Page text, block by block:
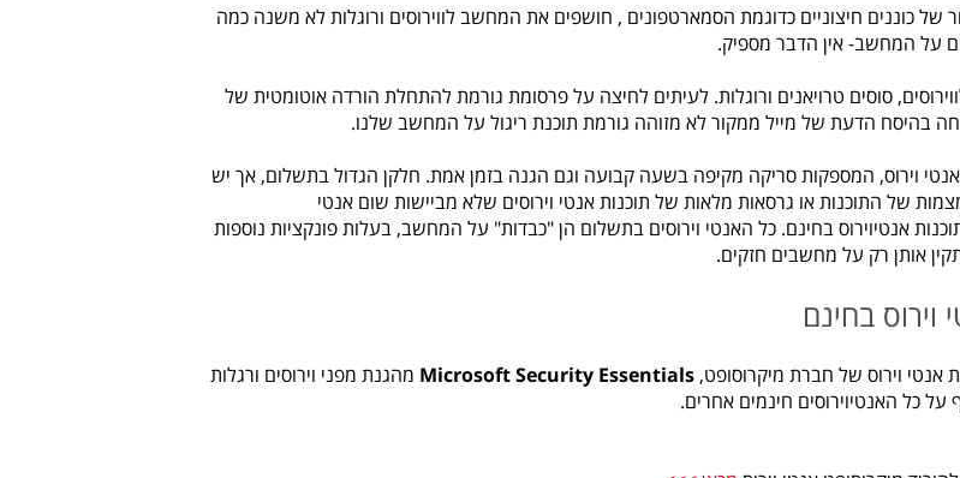
של כוננים חיצוניים כדוגמת הסמארטפונים , חושפים את המחשב לווירוסים ורוגלות לא משנה כמה
על המחשב- אין הדבר מספיק.
סוסים טרויאנים ורוגלות. לעיתים לחיצה על פרסומת גורמת להתחלת הורדה אוטומטית של
בהיסח הדעת של מייל ממקור לא מזוהה גורמת תוכנת ריגול על המחשב שלנו.
וירוס, המספקות סריקה מקיפה בשעה קבועה וגם הגנה בזמן אמת. חלקן הגדול בתשלום, אך יש
של התוכנות או גרסאות מלאות של תוכנות אנטי וירוסים שלא מביישות שום אנטי
אנטיוירוס בחינם. כל האנטי וירוסים בתשלום הן "כבדות" על המחשב, בעלות פונקציות נוספות
אותן רק על מחשבים חזקים.
בחינם
אנטי וירוס של חברת מיקרוסופט, Microsoft Security Essentials מהגנת מפני וירוסים ורגלות
על כל האנטיוירוסים חינמים אחרים.